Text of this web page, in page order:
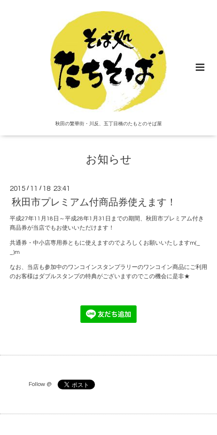
秋田の繁華街・川反、五丁目橋のたもとのそば屋
お知らせ
2015 / 11 / 18 23:41
秋田市プレミアム付商品券使えます！
平成27年11月18日～平成28年1月31日までの期間、秋田市プレミアム付き
商品券が当店でもお使いいただけます！
共通券・中小店専用券ともに使えますのでよろしくお願いいたしますm(_
_)m
なお、当店も参加中のワンコインスタンプラリーのワンコイン商品にご利用
のお客様はダブルスタンプの特典がございますのでこの機会に是非★
Follow @